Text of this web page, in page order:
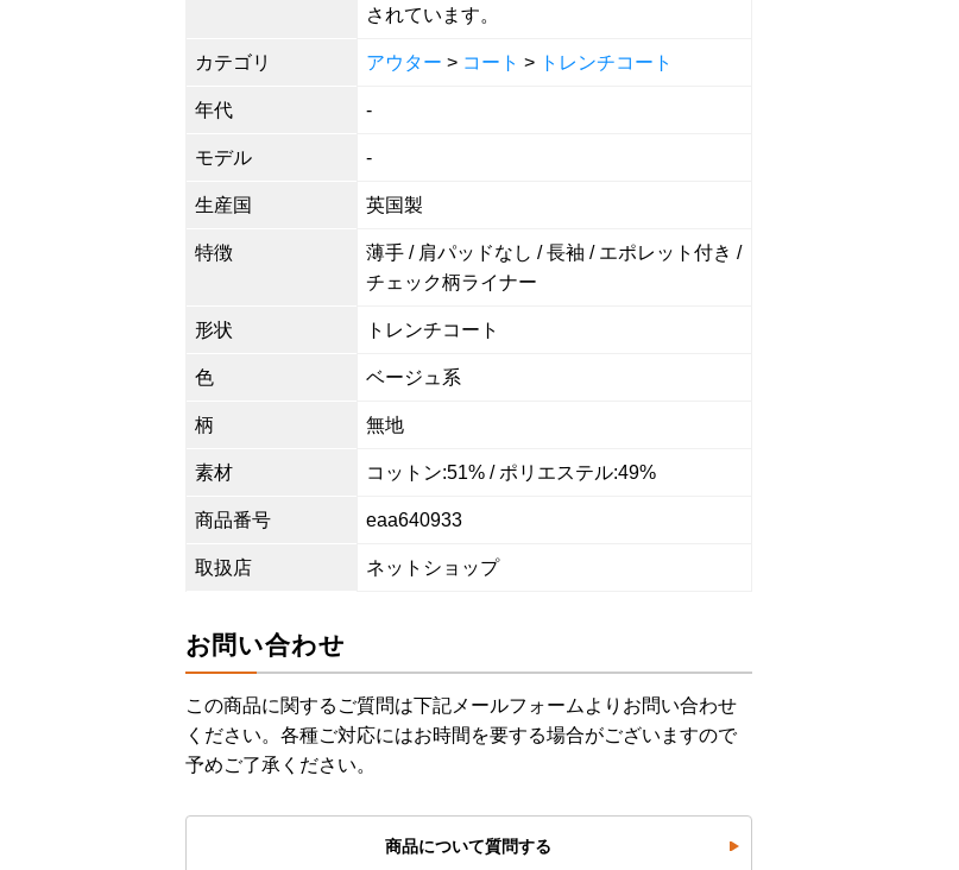
されています。
カテゴリ アウター > コート > トレンチコート
年代 -
モデル -
生産国 英国製
特徴
薄手 / 肩パッドなし / 長袖 / エポレット付き /
チェック柄ライナー
形状 トレンチコート
色 ベージュ系
柄 無地
素材 コットン:51% / ポリエステル:49%
商品番号 eaa640933
取扱店 ネットショップ
お問い合わせ
この商品に関するご質問は下記メールフォームよりお問い合わせ
ください。各種ご対応にはお時間を要する場合がございますので
予めご了承ください。
商品について質問する